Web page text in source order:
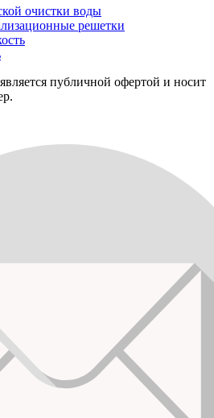
очистки воды
решетки
публичной офертой и носит